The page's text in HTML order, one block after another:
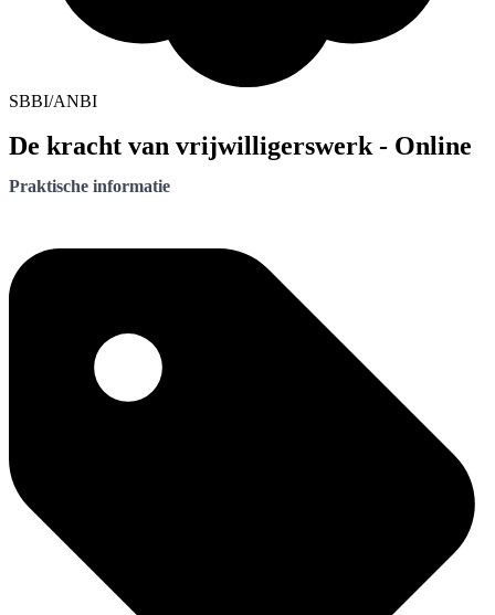
SBBI/ANBI
De kracht van vrijwilligerswerk - Online
Praktische informatie